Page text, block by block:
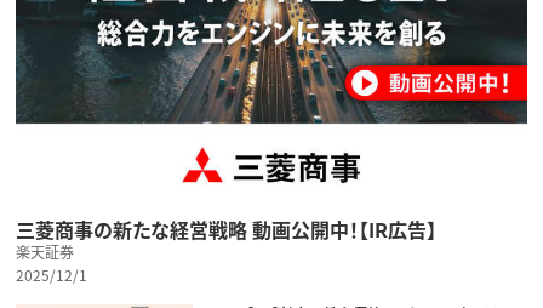
三菱商事の新たな経営戦略 動画公開中！【IR広告】
楽天証券
2025/12/1